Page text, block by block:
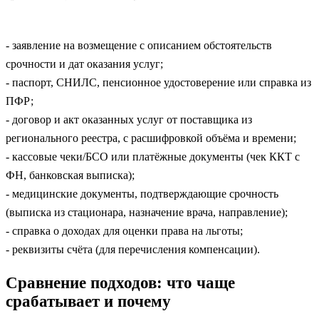
- заявление на возмещение с описанием обстоятельств
срочности и дат оказания услуг;
- паспорт, СНИЛС, пенсионное удостоверение или справка из
ПФР;
- договор и акт оказанных услуг от поставщика из
регионального реестра, с расшифровкой объёма и времени;
- кассовые чеки/БСО или платёжные документы (чек ККТ с
ФН, банковская выписка);
- медицинские документы, подтверждающие срочность
(выписка из стационара, назначение врача, направление);
- справка о доходах для оценки права на льготы;
- реквизиты счёта (для перечисления компенсации).
Сравнение подходов: что чаще
срабатывает и почему